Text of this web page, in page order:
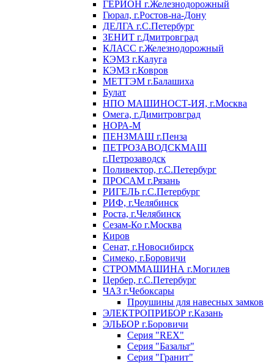
ГЕРИОН г.Железнодорожный
Гюрал, г.Ростов-на-Дону
ДЕЛГА г.С.Петербург
ЗЕНИТ г.Дмитровград
КЛАСС г.Железнодорожный
КЭМЗ г.Калуга
КЭМЗ г.Ковров
МЕТТЭМ г.Балашиха
Булат
НПО МАШИНОСТ-ИЯ, г.Москва
Омега, г.Димитровград
НОРА-М
ПЕНЗМАШ г.Пенза
ПЕТРОЗАВОДСКМАШ
г.Петрозаводск
Поливектор, г.С.Петербург
ПРОСАМ г.Рязань
РИГЕЛЬ г.С.Петербург
РИФ, г.Челябинск
Роста, г.Челябинск
Сезам-Ко г.Москва
Киров
Сенат, г.Новосибирск
Симеко, г.Боровичи
СТРОММАШИНА г.Могилев
Цербер, г.С.Петербург
ЧАЗ г.Чебоксары
Проушины для навесных замков
ЭЛЕКТРОПРИБОР г.Казань
ЭЛЬБОР г.Боровичи
Серия "REX"
Серия "Базальт"
Серия "Гранит"